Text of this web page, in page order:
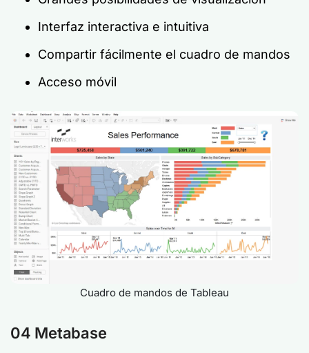
Interfaz interactiva e intuitiva
Compartir fácilmente el cuadro de mandos
Acceso móvil
Cuadro de mandos de Tableau
04 Metabase